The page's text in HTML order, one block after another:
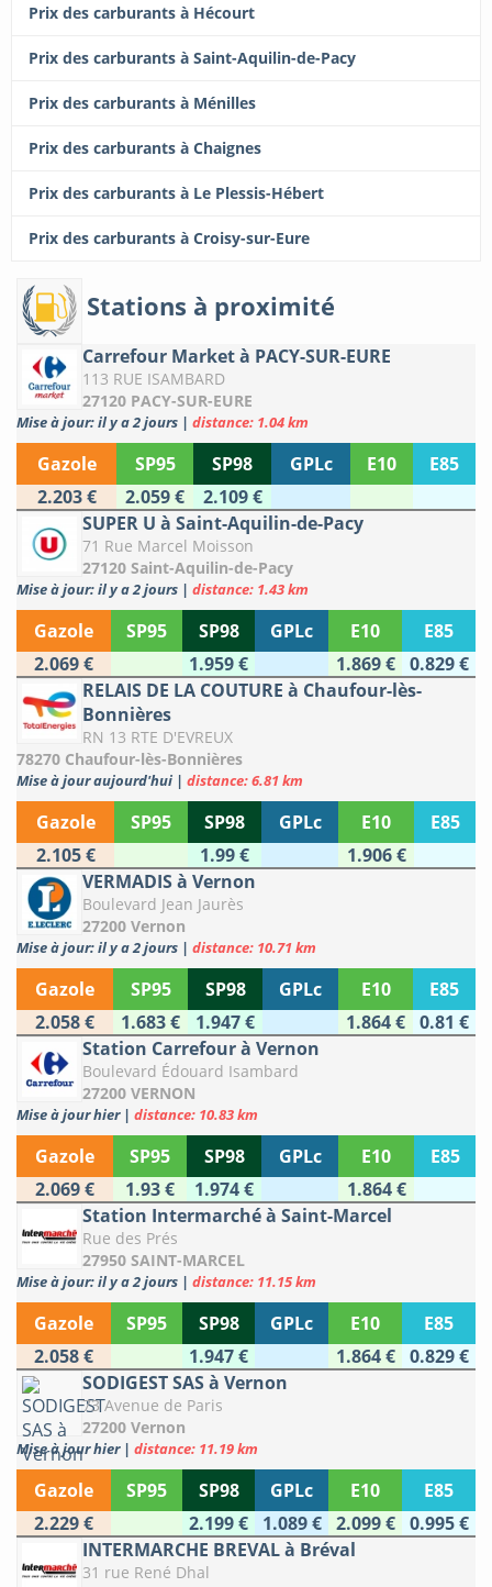
Prix des carburants à Hécourt
Prix des carburants à Saint-Aquilin-de-Pacy
Prix des carburants à Ménilles
Prix des carburants à Chaignes
Prix des carburants à Le Plessis-Hébert
Prix des carburants à Croisy-sur-Eure
Stations à proximité
Carrefour Market à PACY-SUR-EURE
113 RUE ISAMBARD
27120 PACY-SUR-EURE
Mise à jour: il y a 2 jours | distance: 1.04 km
Gazole SP95 SP98 GPLc E10
E85
2.203 €
2.059 €
2.109 €
SUPER U à Saint-Aquilin-de-Pacy
71 Rue Marcel Moisson
27120 Saint-Aquilin-de-Pacy
Mise à jour: il y a 2 jours | distance: 1.43 km
Gazole SP95 SP98 GPLc E10
E85
2.069 €
1.959 € 1.869 €
0.829 €
RELAIS DE LA COUTURE à Chaufour-lès-
Bonnières
RN 13 RTE D'EVREUX
78270 Chaufour-lès-Bonnières
Mise à jour aujourd'hui | distance: 6.81 km
Gazole SP95 SP98 GPLc E10
E85
2.105 €
1.99 €
1.906 €
VERMADIS à Vernon
Boulevard Jean Jaurès
27200 Vernon
Mise à jour: il y a 2 jours | distance: 10.71 km
Gazole SP95 SP98 GPLc E10
E85
2.058 €
1.683 € 1.947 € 1.864 € 0.81 €
Station Carrefour à Vernon
Boulevard Édouard Isambard
27200 VERNON
Mise à jour hier | distance: 10.83 km
Gazole SP95 SP98 GPLc E10
E85
2.069 €
1.93 € 1.974 €
1.864 €
Station Intermarché à Saint-Marcel
Rue des Prés
27950 SAINT-MARCEL
Mise à jour: il y a 2 jours | distance: 11.15 km
Gazole SP95 SP98 GPLc E10
E85
2.058 €
1.947 € 1.864 €
0.829 €
SODIGEST SAS à Vernon
73 Avenue de Paris
27200 Vernon
Mise à jour hier | distance: 11.19 km
Gazole SP95 SP98 GPLc E10
E85
2.229 €
2.199 € 1.089 € 2.099 €
0.995 €
INTERMARCHE BREVAL à Bréval
31 rue René Dhal